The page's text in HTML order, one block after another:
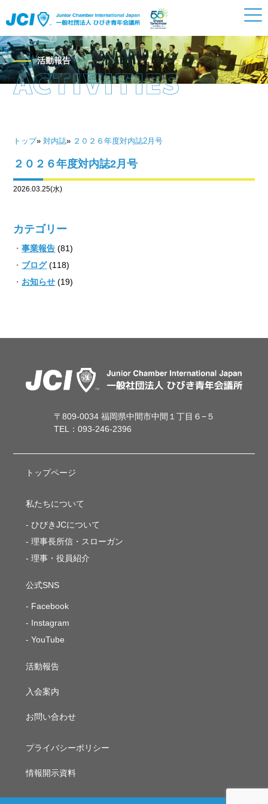
活動報告
トップ» 対内誌» ２０２６年度対内誌2月号
２０２６年度対内誌2月号
2026.03.25(水)
カテゴリー
事業報告 (81)
ブログ(118)
お知らせ (19)
〒809-0034 福岡県中間市中間１丁目６−５
TEL：093-246-2396
トップページ
私たちについて
ひびきJCについて
理事長所信・スローガン
理事・役員紹介
公式SNS
Facebook
Instagram
YouTube
活動報告
入会案内
お問い合わせ
プライバシーポリシー
情報開示資料